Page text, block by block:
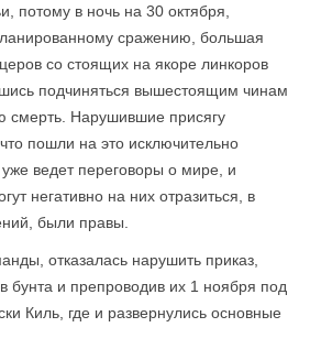
потому в ночь на 30 октября,
сражению, большая
со стоящих на якоре линкоров
подчиняться вышестоящим чинам
смерть. Нарушившие присягу
пошли на это исключительно
ведет переговоры о мире, и
негативно на них отразиться, в
были правы.
отказалась нарушить приказ,
бунта и препроводив их 1 ноября под
Киль, где и развернулись основные